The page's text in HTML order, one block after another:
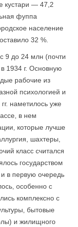
кустари — 47,2
фуппа
насе­ление
32 %.
9 до 24 млн (почти
1934 г. Основную
рабочие из
психологией и
наметилось уже
в нем
которые лучше
шахтеры,
класс считался
государством
в первую очередь
особенно с
комплексно с
бытовые
и жилищного